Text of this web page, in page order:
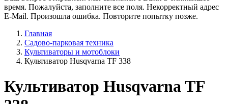
время. Пожалуйста, заполните все поля. Некорректный адрес
E-Mail. Произошла ошибка. Повторите попытку позже.
Главная
Садово-парковая техника
Культиваторы и мотоблоки
Культиватор Husqvarna TF 338
Культиватор Husqvarna TF